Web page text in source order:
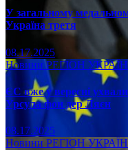
У загальному
Україна третя
08.17.2025
НовиниРЕГІОН
ЄС вже у вересні
Урсула фон дер Ляєн
08.17.2025
Новини РЕГІОН